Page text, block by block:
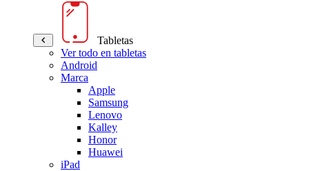
Tabletas
Ver todo en tabletas
Android
Marca
Apple
Samsung
Lenovo
Kalley
Honor
Huawei
iPad